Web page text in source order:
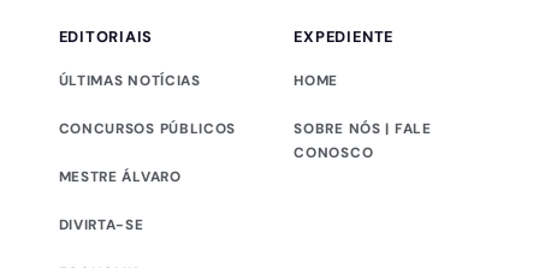
EDITORIAIS
ÚLTIMAS NOTÍCIAS
CONCURSOS PÚBLICOS
MESTRE ÁLVARO
DIVIRTA-SE
EXPEDIENTE
HOME
SOBRE NÓS | FALE
CONOSCO